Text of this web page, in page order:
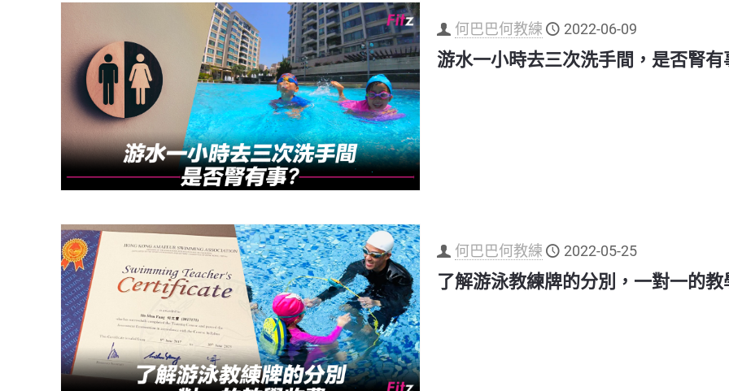
何巴巴何教練 2022-06-09
游水一小時去三次洗手間，是否腎有
何巴巴何教練 2022-05-25
了解游泳教練牌的分別，一對一的教